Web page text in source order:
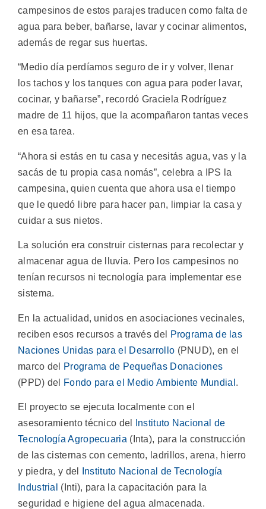
campesinos de estos parajes traducen como falta de
agua para beber, bañarse, lavar y cocinar alimentos,
además de regar sus huertas.
“Medio día perdíamos seguro de ir y volver, llenar
los tachos y los tanques con agua para poder lavar,
cocinar, y bañarse”, recordó Graciela Rodríguez
madre de 11 hijos, que la acompañaron tantas veces
en esa tarea.
“Ahora si estás en tu casa y necesitás agua, vas y la
sacás de tu propia casa nomás”, celebra a IPS la
campesina, quien cuenta que ahora usa el tiempo
que le quedó libre para hacer pan, limpiar la casa y
cuidar a sus nietos.
La solución era construir cisternas para recolectar y
almacenar agua de lluvia. Pero los campesinos no
tenían recursos ni tecnología para implementar ese
sistema.
En la actualidad, unidos en asociaciones vecinales,
reciben esos recursos a través del
Programa de las
Naciones Unidas para el Desarrollo (PNUD), en el
marco del
Programa de Pequeñas Donaciones
(PPD) del
Fondo para el Medio Ambiente Mundial .
El proyecto se ejecuta localmente con el
asesoramiento técnico del
Instituto Nacional de
Tecnología Agropecuaria (Inta), para la construcción
de las cisternas con cemento, ladrillos, arena, hierro
y piedra, y del
Instituto Nacional de Tecnología
Industrial (Inti), para la capacitación para la
seguridad e higiene del agua almacenada.